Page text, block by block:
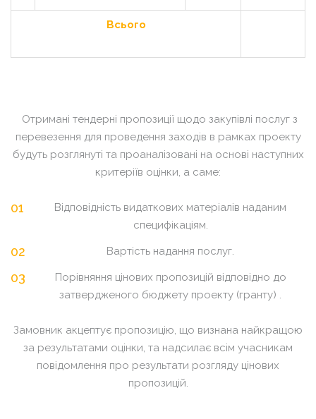
Всього
Отримані тендерні пропозиції щодо закупівлі послуг з
перевезення для проведення заходів в рамках проекту
будуть розглянуті та проаналізовані на основі наступних
критеріїв оцінки, а саме:
Відповідність видаткових матеріалів наданим
специфікаціям.
Вартість надання послуг.
Порівняння цінових пропозицій відповідно до
затвердженого бюджету проекту (гранту) .
Замовник акцептує пропозицію, що визнана найкращою
за результатами оцінки, та надсилає всім учасникам
повідомлення про результати розгляду цінових
пропозицій.